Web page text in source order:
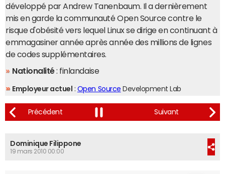
développé par Andrew Tanenbaum. Il a dernièrement
mis en garde la communauté Open Source contre le
risque d'obésité vers lequel Linux se dirige en continuant à
emmagasiner année après année des millions de lignes
de codes supplémentaires.
Nationalité: finlandaise
Employeur actuel : Open Source Development Lab
Dominique Filippone
19 mars 2010 00:00